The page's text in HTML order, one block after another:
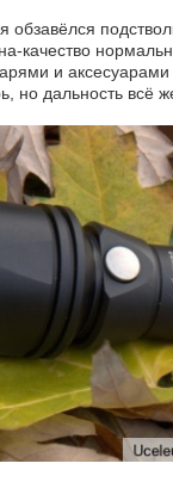
обзавёлся
качество
и
но дальность всё